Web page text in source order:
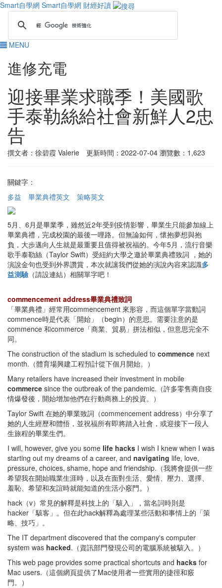
Smart自學網 Smart自學網 財經好讀
MENU
進修充電
迎接畢業求職季！美國歌
手泰勒絲給社會新鮮人2忠
告
撰文者：徐碧霞 Valerie 更新時間：2022-07-04 瀏覽數：1,623
關鍵字：
多益
畢業典禮英文 策略英文
5月、6月是畢業季，雖然近2年受到疫情影響，畢業生只能參加線上
畢業典禮，完成校園的最後一哩路。但無論如何，懷抱夢想與抱
負，大步邁向人生就是最重要且值得被祝福的。今年5月，流行音樂
歌手泰勒絲（Taylor Swift）受紐約大學之邀於畢業典禮致詞 ，她的
演說金句也受到外界讚賞，本次就讓我們從她的演說內容來認識多
益測驗 （請設連結）相關單字吧！
commencement address畢業典禮致詞
「畢業典禮」經常用commencement 來形容，而這個單字當動詞
commence時是代表「開始」（begin）的意思。需要注意的是
commence 和commerce「商業、貿易」拼法相似，但意思完全不
同。
The construction of the stadium is scheduled to commence next
month.（體育場興建工程預計從下個月開始。）
Many retailers have increased their investment in mobile
commerce since the outbreak of the pandemic.（許多零售商自疫
情爆發後，開始增加他們在行動商務上的投資。）
Taylor Swift 在她的畢業致詞（commencement address）中分享了
她的人生經歷和體悟，並祝福所有即將踏入社會，或迎接下一段人
生旅程的畢業生們。
I will, however, give you some life hacks I wish I knew when I was
starting out my dreams of a career, and navigating life, love,
pressure, choices, shame, hope and friendship.（我將會提供一些
希望我在開始職業生涯時，以及在面對生活、愛情、壓力、選擇、
羞恥、希望和友誼時就能知道的生活小竅門。）
hack（v）常見的解釋是科技上的「駭入」，當名詞時則是
hacker「駭客」。但在此hack解釋為處理某些活動和事情上的「策
略、技巧」。
The IT department discovered that the company's computer
system was hacked.（資訊部門發現公司的電腦系統被駭入。）
This web page provides some practical shortcuts and hacks for
Mac users.（這個網頁提供了Mac使用者一些實用的捷徑和竅
門。）